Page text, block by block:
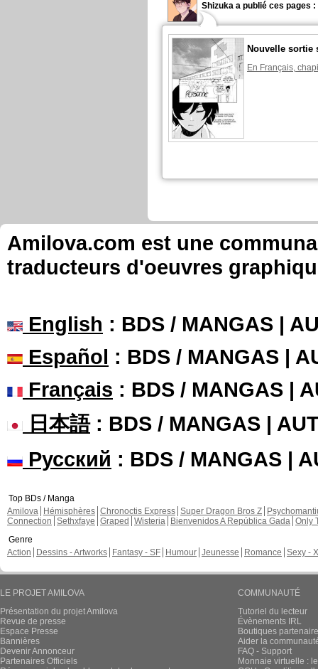
Shizuka a publié ces pages :
Nouvelle sortie
En Français,
En Français,
Shizuka a publié ces pages :
Nouvelle sortie
Shizuka a publié ces pages :